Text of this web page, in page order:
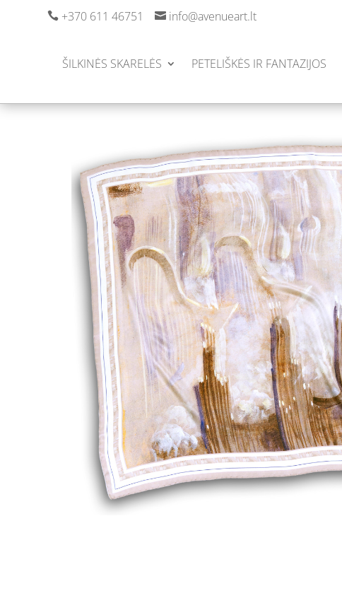
 +370 611 46751  info@avenueart.lt
ŠILKINĖS SKARELĖS PETELIŠKĖS IR FANTAZIJOS